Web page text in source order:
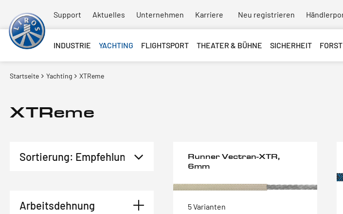
Support Aktuelles Unternehmen Karriere Neu registrieren
INDUSTRIE YACHTING FLIGHTSPORT THEATER & BÜHNE SICHERHEIT
Startseite Yachting XTReme
XTReme
Arbeitsdehnung
Runner Vectran-XTR,
6mm
5 Varianten